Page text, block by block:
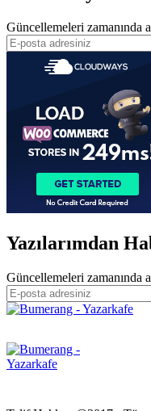
Güncellemeleri zamanında
Yazılarımdan
Güncellemeleri zamanında